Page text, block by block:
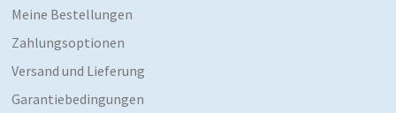
Meine Bestellungen
Zahlungsoptionen
Versand und Lieferung
Garantiebedingungen